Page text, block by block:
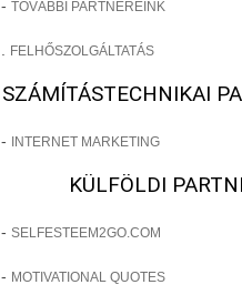
- TOVÁBBI PARTNEREINK
FELHŐSZOLGÁLTATÁS
SZÁMÍTÁSTECHNIKAI
- INTERNET MARKETING
KÜLFÖLDI
- SELFESTEEM2GO.COM
- MOTIVATIONAL QUOTES